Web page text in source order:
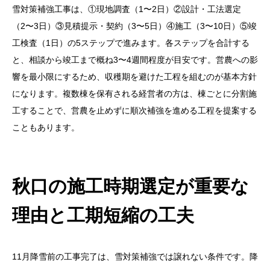
雪対策補強工事は、①現地調査（1〜2日）②設計・工法選定
（2〜3日）③見積提示・契約（3〜5日）④施工（3〜10日）⑤竣
工検査（1日）の5ステップで進みます。各ステップを合計する
と、相談から竣工まで概ね3〜4週間程度が目安です。営農への影
響を最小限にするため、収穫期を避けた工程を組むのが基本方針
になります。複数棟を保有される経営者の方は、棟ごとに分割施
工することで、営農を止めずに順次補強を進める工程を提案する
こともあります。
秋口の施工時期選定が重要な
理由と工期短縮の工夫
11月降雪前の工事完了は、雪対策補強では譲れない条件です。降